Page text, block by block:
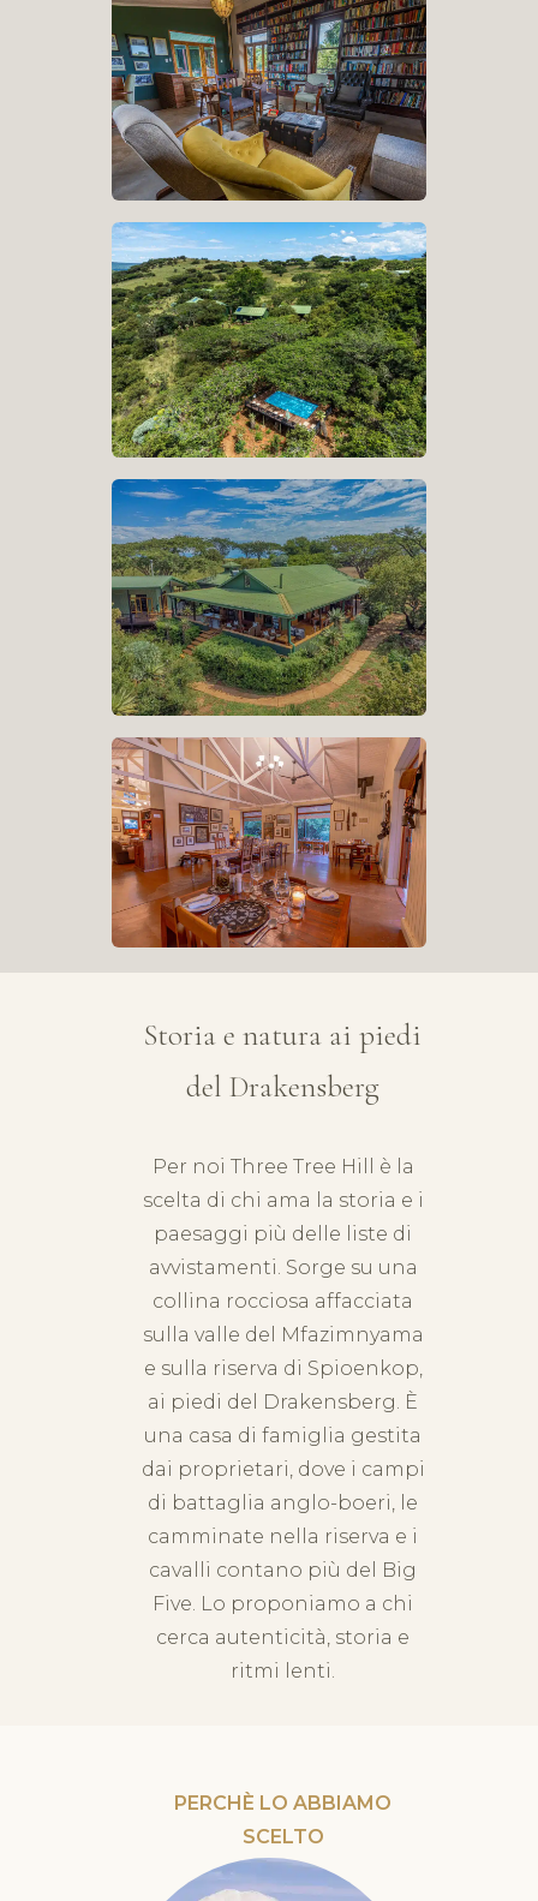
Storia e natura ai piedi
del Drakensberg
Per noi Three Tree Hill è la
scelta di chi ama la storia e i
paesaggi più delle liste di
avvistamenti. Sorge su una
collina rocciosa affacciata
sulla valle del Mfazimnyama
e sulla riserva di Spioenkop,
ai piedi del Drakensberg. È
una casa di famiglia gestita
dai proprietari, dove i campi
di battaglia anglo-boeri, le
camminate nella riserva e i
cavalli contano più del Big
Five. Lo proponiamo a chi
cerca autenticità, storia e
ritmi lenti.
PERCHÈ LO ABBIAMO
SCELTO